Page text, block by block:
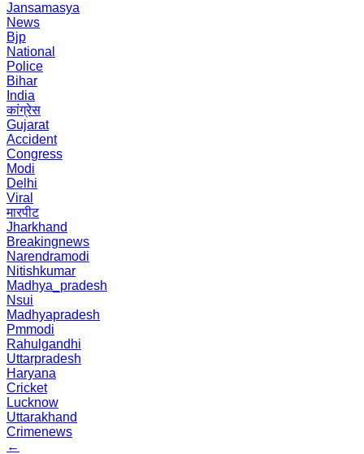
Jansamasya
News
Bjp
National
Police
Bihar
India
कांग्रेस
Gujarat
Accident
Congress
Modi
Delhi
Viral
मारपीट
Jharkhand
Breakingnews
Narendramodi
Nitishkumar
Madhya_pradesh
Nsui
Madhyapradesh
Pmmodi
Rahulgandhi
Uttarpradesh
Haryana
Cricket
Lucknow
Uttarakhand
Crimenews
←